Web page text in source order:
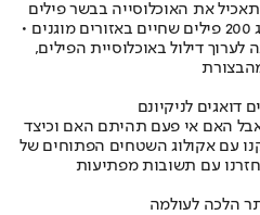
את האוכלוסייה בבשר פילים
המדינה האפריקנית מתכננת להרוג 200 פילים שחיים באזורים מוגנים •
דילול באוכלוסיית הפילים,
דואגים לניקיונם
האם אי פעם תהיתם האם וכיצד
עם אקולוג השטחים הפתוחים של
עם תשובות מפתיעות
הלכה לעולמה